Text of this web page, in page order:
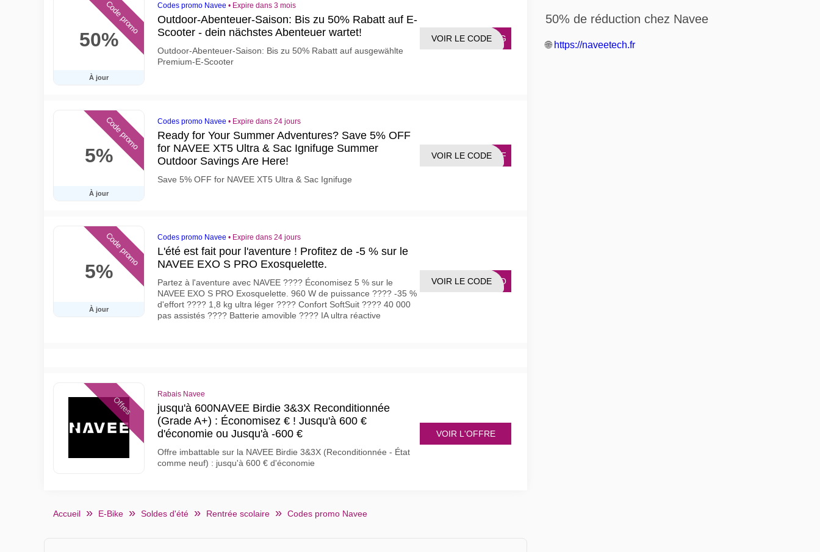
50%
À jour
Code promo Codes promo Navee • Expire dans 3 mois
Outdoor-Abenteuer-Saison: Bis zu 50% Rabatt auf E-
Scooter - dein nächstes Abenteuer wartet!
Outdoor-Abenteuer-Saison: Bis zu 50% Rabatt auf ausgewählte
Premium-E-Scooter
FAUG
VOIR LE CODE
5%
À jour
Code promo Codes promo Navee • Expire dans 24 jours
Ready for Your Summer Adventures? Save 5% OFF
for NAVEE XT5 Ultra & Sac Ignifuge Summer
Outdoor Savings Are Here!
Save 5% OFF for NAVEE XT5 Ultra & Sac Ignifuge
TAFF
VOIR LE CODE
5%
À jour
Code promo Codes promo Navee • Expire dans 24 jours
L'été est fait pour l'aventure ! Profitez de -5 % sur le
NAVEE EXO S PRO Exosquelette.
Partez à l'aventure avec NAVEE ???? Économisez 5 % sur le
NAVEE EXO S PRO Exosquelette. 960 W de puissance ???? -35 %
d'effort ???? 1,8 kg ultra léger ???? Confort SoftSuit ???? 40 000
pas assistés ???? Batterie amovible ???? IA ultra réactive
EEXO
VOIR LE CODE
Offres
Rabais Navee
jusqu'à 600NAVEE Birdie 3&3X Reconditionnée
(Grade A+) : Économisez € ! Jusqu'à 600 €
d'économie ou Jusqu'à -600 €
Offre imbattable sur la NAVEE Birdie 3&3X (Reconditionnée - État
comme neuf) : jusqu'à 600 € d'économie
VOIR L'OFFRE
Accueil E-Bike Soldes d'été Rentrée scolaire Codes promo Navee
50% de réduction chez Navee
🌐 https://naveetech.fr